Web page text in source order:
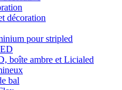
décoration
pour stripled
boîte ambre et Licialed
bal